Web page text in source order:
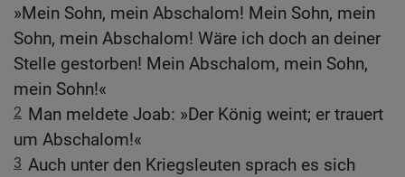
»Mein Sohn, mein Abschalom! Mein Sohn, mein
Sohn, mein Abschalom! Wäre ich doch an deiner
Stelle gestorben! Mein Abschalom, mein Sohn,
mein Sohn!«
2 Man meldete Joab: »Der König weint; er trauert
um Abschalom!«
3 Auch unter den Kriegsleuten sprach es sich